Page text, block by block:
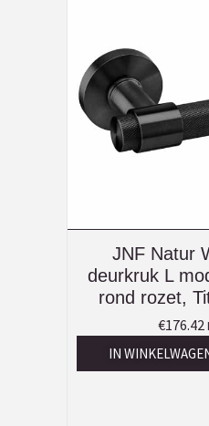
JNF Natur
deurkruk L
rond rozet,
€176.42
IN